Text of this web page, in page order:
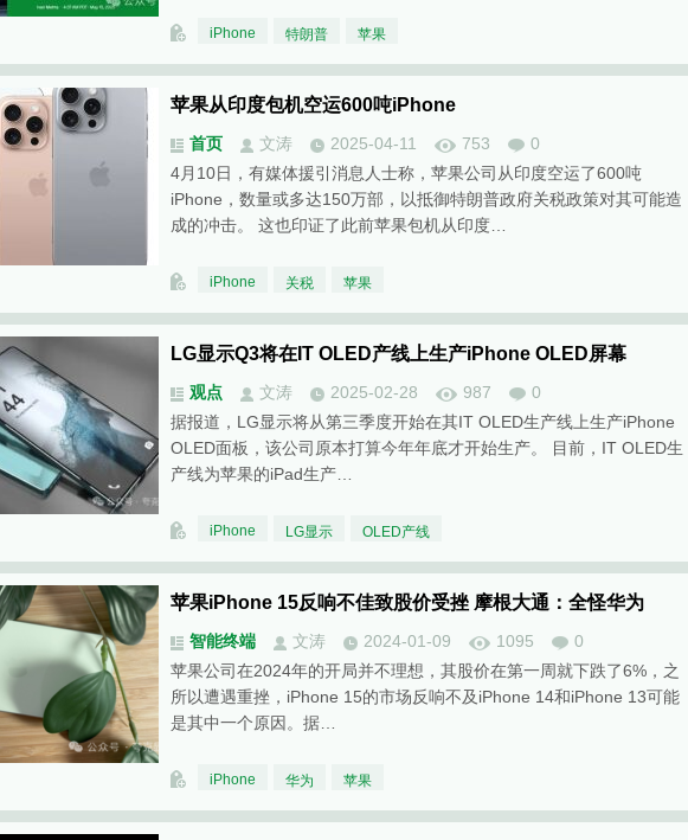
iPhone 特朗普 苹果
苹果从印度包机空运600吨iPhone
首页 文涛 2025-04-11 753
0
4月10日，有媒体援引消息人士称，苹果公司从印度空运了600吨
iPhone，数量或多达150万部，以抵御特朗普政府关税政策对其可能造
成的冲击。 这也印证了此前苹果包机从印度…
iPhone 关税 苹果
LG显示Q3将在IT OLED产线上生产iPhone OLED屏幕
观点 文涛 2025-02-28 987
0
据报道，LG显示将从第三季度开始在其IT OLED生产线上生产iPhone
OLED面板，该公司原本打算今年年底才开始生产。 目前，IT OLED生
产线为苹果的iPad生产…
iPhone LG显示 OLED产线
苹果iPhone 15反响不佳致股价受挫 摩根大通：全怪华为
智能终端 文涛 2024-01-09 1095
0
苹果公司在2024年的开局并不理想，其股价在第一周就下跌了6%，之
所以遭遇重挫，iPhone 15的市场反响不及iPhone 14和iPhone 13可能
是其中一个原因。据…
iPhone 华为 苹果